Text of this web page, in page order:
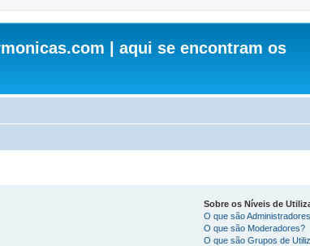
| aqui se encontram os
Sobre os Níveis de
O que são
O que são Moderadores?
O que são Grupos de